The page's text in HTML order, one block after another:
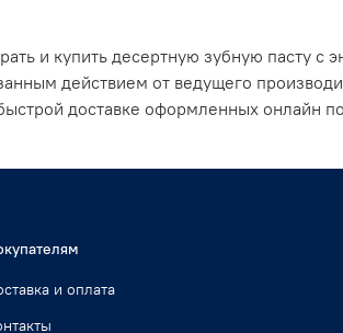
и купить десертную зубную пасту с
действием от ведущего
доставке оформленных онлайн
и оплата